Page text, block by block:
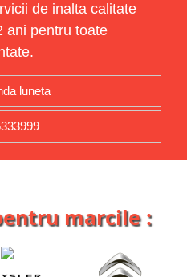
de inalta calitate
ani pentru toate
luneta
marcile :